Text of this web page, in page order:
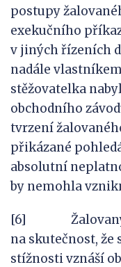
postupy
exekučního
v jiných řízeních
nadále
stěžovatelka
obchodního
tvrzení
přikázané
absolutní
by nemohla
[6] Žalovaný
na skutečnost, že
stížnosti vznáší